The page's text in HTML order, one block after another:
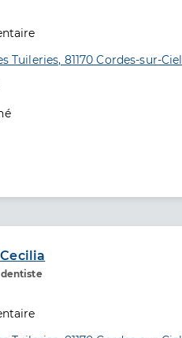
Tuileries, 81170 Cordes-sur-Ciel
de santé